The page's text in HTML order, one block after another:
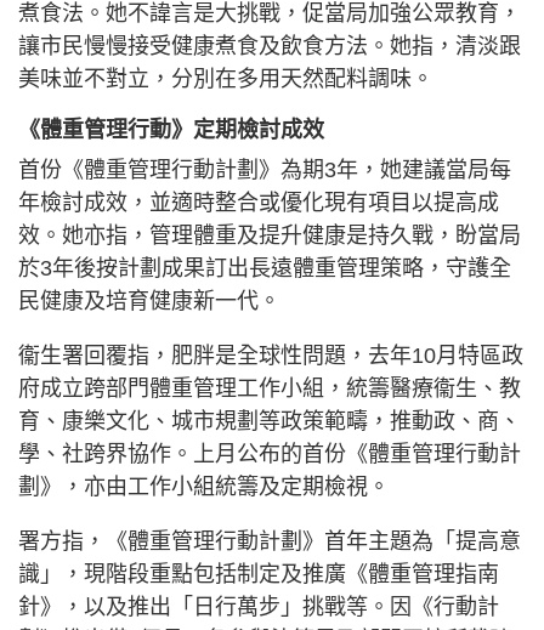
煮食法。她不諱言是大挑戰，促當局加強公眾教育，
讓市民慢慢接受健康煮食及飲食方法。她指，清淡跟
美味並不對立，分別在多用天然配料調味。
《體重管理行動》定期檢討成效
首份《體重管理行動計劃》為期3年，她建議當局每
年檢討成效，並適時整合或優化現有項目以提高成
效。她亦指，管理體重及提升健康是持久戰，盼當局
於3年後按計劃成果訂出長遠體重管理策略，守護全
民健康及培育健康新一代。
衞生署回覆指，肥胖是全球性問題，去年10月特區政
府成立跨部門體重管理工作小組，統籌醫療衞生、教
育、康樂文化、城市規劃等政策範疇，推動政、商、
學、社跨界協作。上月公布的首份《體重管理行動計
劃》，亦由工作小組統籌及定期檢視。
署方指，《體重管理行動計劃》首年主題為「提高意
識」，現階段重點包括制定及推廣《體重管理指南
針》，以及推出「日行萬步」挑戰等。因《行動計